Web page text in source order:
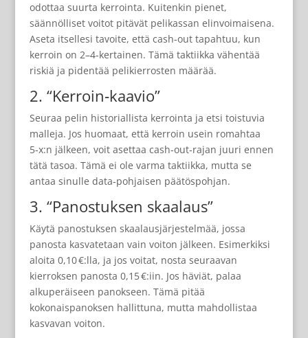
odottaa suurta kerrointa. Kuitenkin pienet,
säännölliset voitot pitävät pelikassan elinvoimaisena.
Aseta itsellesi tavoite, että cash‑out tapahtuu, kun
kerroin on 2–4‑kertainen. Tämä taktiikka vähentää
riskiä ja pidentää pelikierrosten määrää.
2. “Kerroin‑kaavio”
Seuraa pelin historiallista kerrointa ja etsi toistuvia
malleja. Jos huomaat, että kerroin usein romahtaa
5‑x:n jälkeen, voit asettaa cash‑out‑rajan juuri ennen
tätä tasoa. Tämä ei ole varma taktiikka, mutta se
antaa sinulle data‑pohjaisen päätöspohjan.
3. “Panostuksen skaalaus”
Käytä panostuksen skaalausjärjestelmää, jossa
panosta kasvatetaan vain voiton jälkeen. Esimerkiksi
aloita 0,10 €:lla, ja jos voitat, nosta seuraavan
kierroksen panosta 0,15 €:iin. Jos häviät, palaa
alkuperäiseen panokseen. Tämä pitää
kokonaispanoksen hallittuna, mutta mahdollistaa
kasvavan voiton.